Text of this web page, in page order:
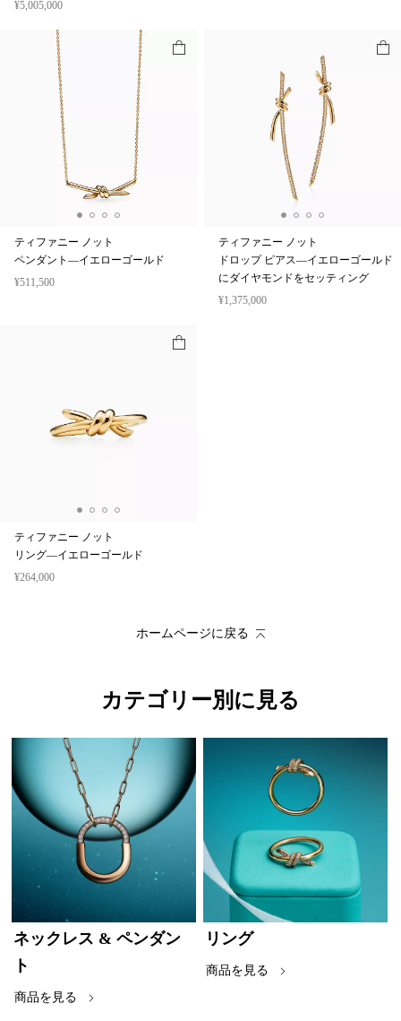
¥5,005,000
ティファニー ノット
ペンダント—イエローゴールド
¥511,500
ティファニー ノット
ドロップ ピアス—イエローゴールド
にダイヤモンドをセッティング
¥1,375,000
ティファニー ノット
リング—イエローゴールド
¥264,000
ホームページに戻る
カテゴリー別に見る
ネックレス & ペンダン
ト
商品を見る
リング
商品を見る